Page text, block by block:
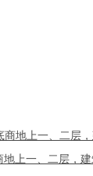
地上一、二层
上一、二层，